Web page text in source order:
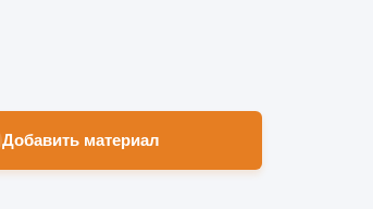
Добавить материал